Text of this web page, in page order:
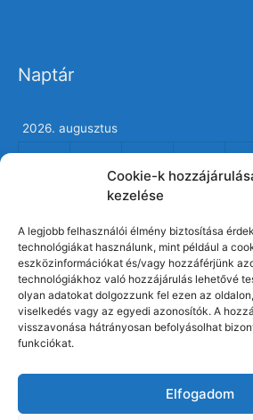
Cookie-k
kezelése
A legjobb felhasználói élmény biztosítása
technológiákat használunk, mint például a
eszközinformációkat és/vagy hozzáférjünk
technológiákhoz való hozzájárulás lehetővé
olyan adatokat dolgozzunk fel ezen az
viselkedés vagy az egyedi azonosítók. A
visszavonása hátrányosan befolyásolhat
funkciókat.
Elfogadom
Naptár
2026. augusztus
h K s c p
3 4 5
10 12 13
17 18 19 20 21
24 25 26 27 28